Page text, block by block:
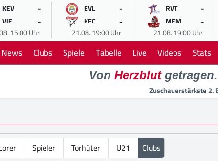
KEV -
VIF -
15:00 Uhr
EVL -
KEC -
21.08. 19:00 Uhr
RVT -
MEM -
21.08. 19:00 Uhr
News Clubs Spiele Tabelle Live Videos Stats
Von Herzblut
Zuschauerstärkste 2.
Spieler Torhüter U21 Clubs